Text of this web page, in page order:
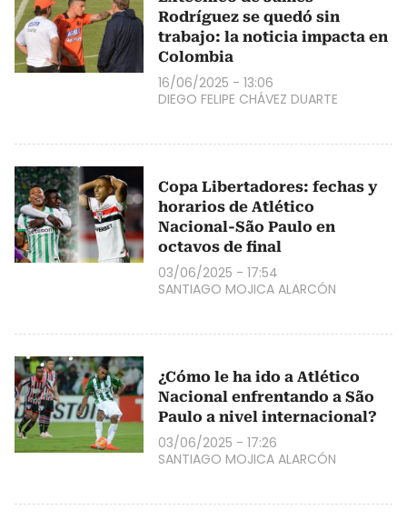
Rodríguez se quedó sin
trabajo: la noticia impacta en
Colombia
16/06/2025 - 13:06
DIEGO FELIPE CHÁVEZ DUARTE
Copa Libertadores: fechas y
horarios de Atlético
Nacional-São Paulo en
octavos de final
03/06/2025 - 17:54
SANTIAGO MOJICA ALARCÓN
¿Cómo le ha ido a Atlético
Nacional enfrentando a São
Paulo a nivel internacional?
03/06/2025 - 17:26
SANTIAGO MOJICA ALARCÓN